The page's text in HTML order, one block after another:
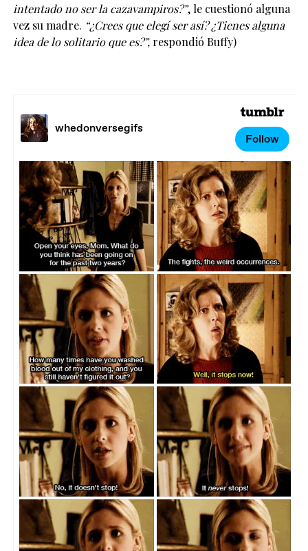
intentado no ser la cazavampiros?”, le cuestionó alguna
vez su madre. “¿Crees que elegí ser así? ¿Tienes alguna
idea de lo solitario que es?”, respondió Buffy)